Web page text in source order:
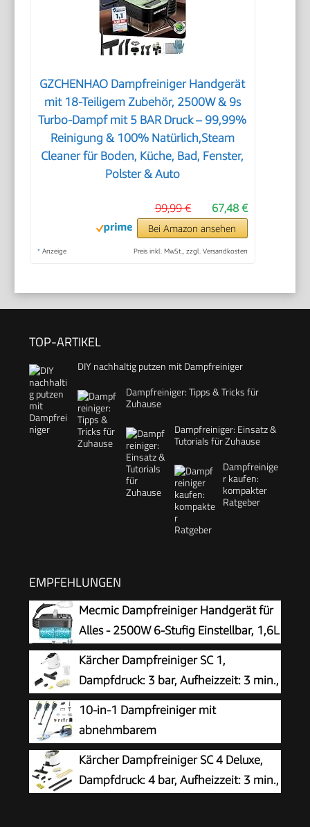
GZCHENHAO Dampfreiniger Handgerät
mit 18-Teiligem Zubehör, 2500W & 9s
Turbo-Dampf mit 5 BAR Druck – 99,99%
Reinigung & 100% Natürlich,Steam
Cleaner für Boden, Küche, Bad, Fenster,
Polster & Auto
67,48 €
99,99 €
Bei Amazon ansehen
* Anzeige Preis inkl. MwSt., zzgl. Versandkosten
TOP-ARTIKEL
DIY nachhaltig putzen mit Dampfreiniger
Dampfreiniger: Tipps & Tricks für
Zuhause
Dampfreiniger: Einsatz &
Tutorials für Zuhause
Dampfreinige
r kaufen:
kompakter
Ratgeber
EMPFEHLUNGEN
Mecmic Dampfreiniger Handgerät für
Alles - 2500W 6-Stufig Einstellbar, 1,6L
Wassertank, 120 °C Dampf, 15s
Aufheizzeit, Tragbar mit 10 Zubehörteilen,
Dampfreinigung für Boden,
Polstermöbel,Fenster,Auto
Kärcher Dampfreiniger SC 1,
Dampfdruck: 3 bar, Aufheizzeit: 3 min.,
Leistung: 1.200 W, Flächenleistung: 20
m², Tank: 200 ml, mit Hand-, Punktstrahl- und
Powerdüse, Mikrofaser-Überzug und Rundbürste
10-in-1 Dampfreiniger mit
abnehmbarem
Handgerät,Handdampfreiniger
Zubehör
Kärcher Dampfreiniger SC 4 Deluxe,
Dampfdruck: 4 bar, Aufheizzeit: 3 min.,